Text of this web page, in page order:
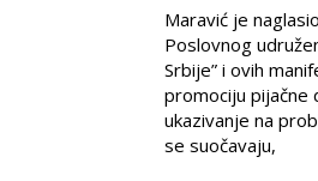
Maravić je
Poslovnog
Srbije” i ovih
promociju pijačne
ukazivanje na
se suočavaju,